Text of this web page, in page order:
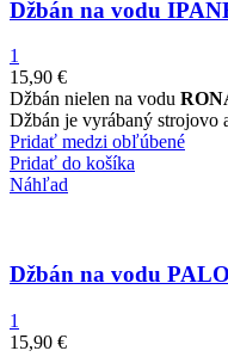
Džbán na vodu
1
15,90 €
Džbán nielen na vodu
Džbán je vyrábaný strojovo
Pridať medzi obľúbené
Pridať do košíka
Náhľad
Džbán na vodu
1
15,90 €